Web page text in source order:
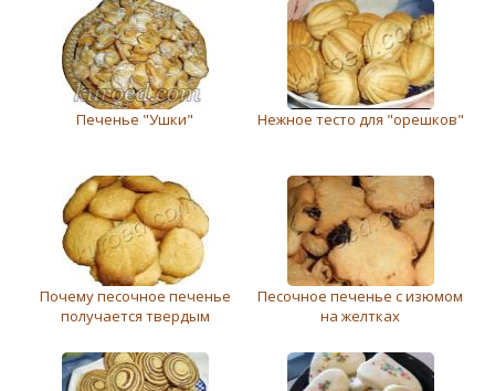
Печенье "Ушки" Нежное тесто для "орешков"
Почему песочное печенье
получается твердым
Песочное печенье с изюмом
на желтках